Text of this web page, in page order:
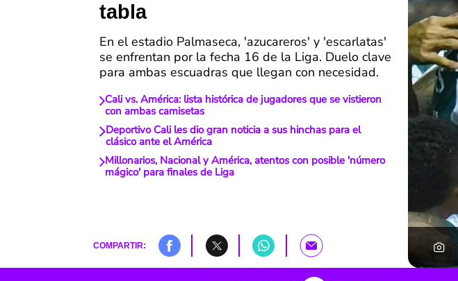
tabla
En el estadio Palmaseca, 'azucareros' y 'escarlatas'
se enfrentan por la fecha 16 de la Liga. Duelo clave
para ambas escuadras que llegan con necesidad.
Cali vs. América: lista histórica de jugadores que se vistieron
con ambas camisetas
Deportivo Cali les dio gran noticia a sus hinchas para el
clásico ante el América
Millonarios, Nacional y América, atentos con posible 'número
mágico' para finales de Liga
COMPARTIR: